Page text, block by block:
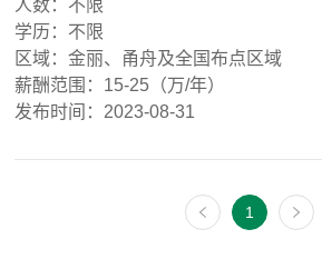
人数：不限
学历：不限
区域：金丽、甬舟及全国布点区域
薪酬范围：15-25（万/年）
发布时间：2023-08-31
1